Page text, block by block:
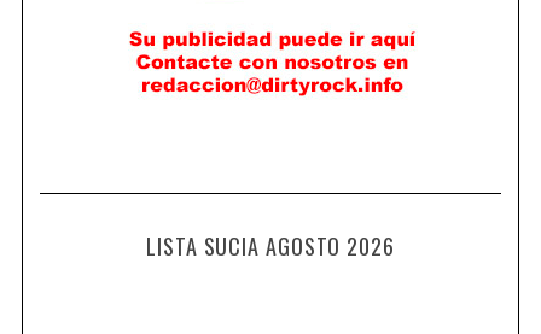
LISTA SUCIA AGOSTO 2026